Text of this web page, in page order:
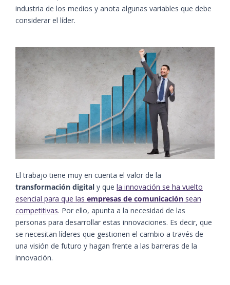
industria de los medios y anota algunas variables que debe
considerar el líder.
El trabajo tiene muy en cuenta el valor de la
transformación digital y que la innovación se ha vuelto
esencial para que las empresas de comunicación sean
competitivas. Por ello, apunta a la necesidad de las
personas para desarrollar estas innovaciones. Es decir, que
se necesitan líderes que gestionen el cambio a través de
una visión de futuro y hagan frente a las barreras de la
innovación.